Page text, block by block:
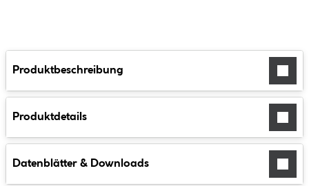
Produktbeschreibung
Produktdetails
Datenblätter & Downloads